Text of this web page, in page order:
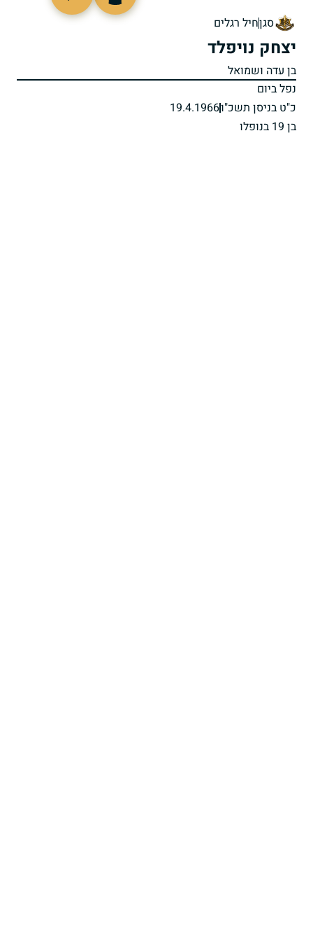
סגןחיל רגלים
יצחק נויפלד
בן עדה ושמואל
נפל ביום
כ"ט בניסן תשכ"ו19.4.1966
בן 19 בנופלו